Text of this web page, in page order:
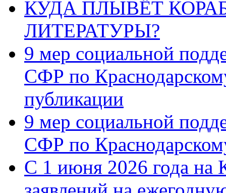
КУДА ПЛЫВЁТ
ЛИТЕРАТУРЫ?
9 мер социальной
СФР по
публикации
9 мер социальной
СФР по
С 1 июня 2026 года на